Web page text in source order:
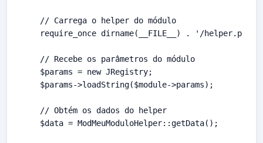
// Carrega o helper do módulo
require_once dirname( __FILE__ ) . '/helper.php'
// Recebe os parâmetros do módulo
$params = new JRegistry
$params->loadString($module->params);
// Obtém os dados do helper
$data = ModMeuModuloHelper::getData();